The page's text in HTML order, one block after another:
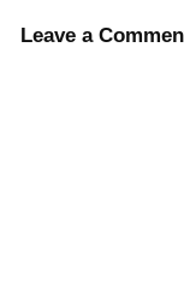
Leave a